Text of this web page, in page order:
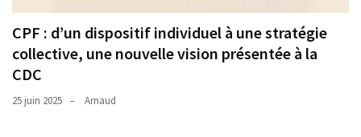
CPF : d’un dispositif individuel à une stratégie
collective, une nouvelle vision présentée à la
CDC
25 juin 2025 Arnaud